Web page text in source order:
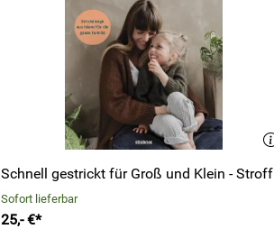
Schnell gestrickt für Groß und Klein - Stroff
Sofort lieferbar
25,- €*